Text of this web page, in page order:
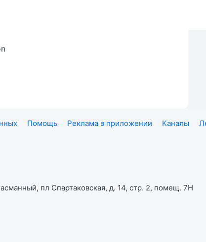
Помощь Реклама в приложении Каналы
пл Спартаковская, д. 14, стр. 2, помещ. 7Н